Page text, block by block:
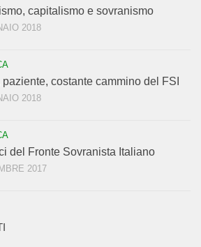
capitalismo e sovranismo
2018
paziente, costante cammino del FSI
2018
del Fronte Sovranista Italiano
2017